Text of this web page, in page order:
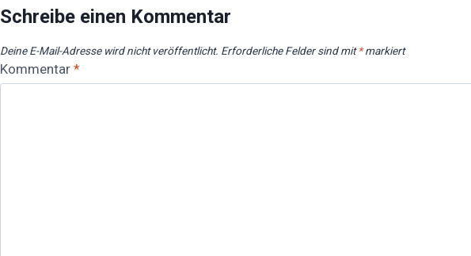
Schreibe einen Kommentar
Deine E-Mail-Adresse wird nicht veröffentlicht. Erforderliche Felder sind mit*markiert
Kommentar *